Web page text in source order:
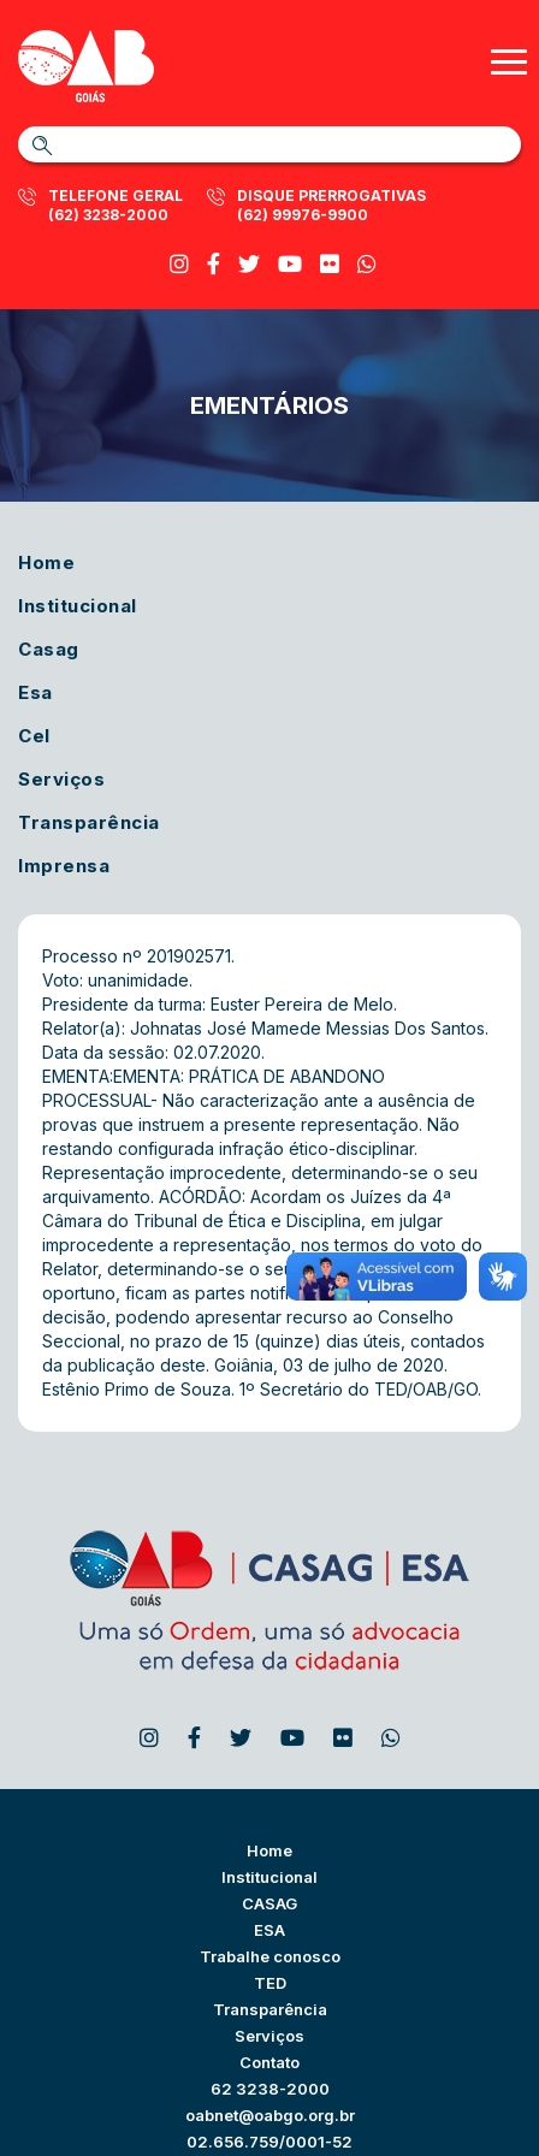
TELEFONE GERAL
(62) 3238-2000
DISQUE PRERROGATIVAS
(62) 99976-9900
EMENTÁRIOS
Home
Institucional
Casag
Esa
Cel
Serviços
Transparência
Imprensa
Processo nº 201902571.
Voto: unanimidade.
Presidente da turma: Euster Pereira de Melo.
Relator(a): Johnatas José Mamede Messias Dos Santos.
Data da sessão: 02.07.2020.
EMENTA:EMENTA: PRÁTICA DE ABANDONO
PROCESSUAL- Não caracterização ante a ausência de
provas que instruem a presente representação. Não
restando configurada infração ético-disciplinar.
Representação improcedente, determinando-se o seu
arquivamento. ACÓRDÃO: Acordam os Juízes da 4ª
Câmara do Tribunal de Ética e Disciplina, em julgar
improcedente a representação, nos termos do voto do
Relator, determinando-se o seu arquivamento. Por
oportuno, ficam as partes notificadas da presente
decisão, podendo apresentar recurso ao Conselho
Seccional, no prazo de 15 (quinze) dias úteis, contados
da publicação deste. Goiânia, 03 de julho de 2020.
Estênio Primo de Souza. 1º Secretário do TED/OAB/GO.
Home
Institucional
CASAG
ESA
Trabalhe conosco
TED
Transparência
Serviços
Contato
62 3238-2000
oabnet@oabgo.org.br
02.656.759/0001-52